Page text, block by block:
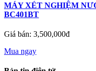
MÁY XÉT NGHIỆM
BC401BT
Giá bán: 3,500,000đ
Mua ngay